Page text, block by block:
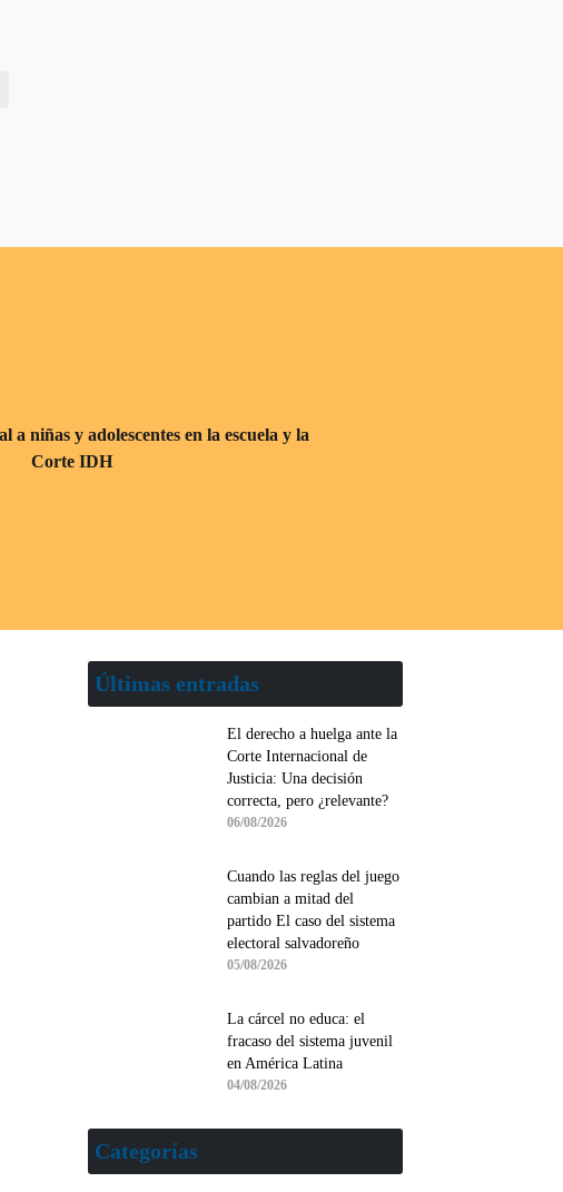
Últimas entradas
El derecho a huelga ante la
Corte Internacional de
Justicia: Una decisión
correcta, pero ¿relevante?
06/08/2026
Cuando las reglas del juego
cambian a mitad del
partido El caso del sistema
electoral salvadoreño
05/08/2026
La cárcel no educa: el
fracaso del sistema juvenil
en América Latina
04/08/2026
Categorías